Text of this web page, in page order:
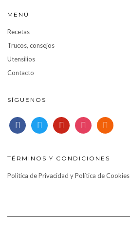
MENÚ
Recetas
Trucos, consejos
Utensilios
Contacto
SÍGUENOS
facebooktwitter pinterestinstagramrss
TÉRMINOS Y CONDICIONES
Política de Privacidad y Política de Cookies